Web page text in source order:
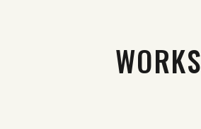
WORKS